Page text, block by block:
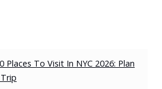
Places To Visit In NYC 2026: Plan